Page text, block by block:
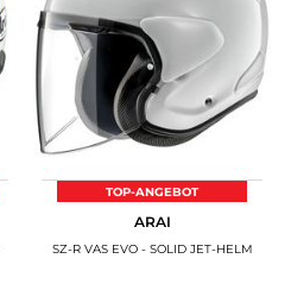
TOP-ANGEBOT
ARAI
SZ-R VAS EVO - SOLID JET-HELM